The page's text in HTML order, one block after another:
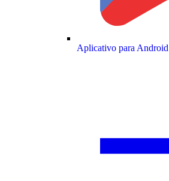
Aplicativo para Android